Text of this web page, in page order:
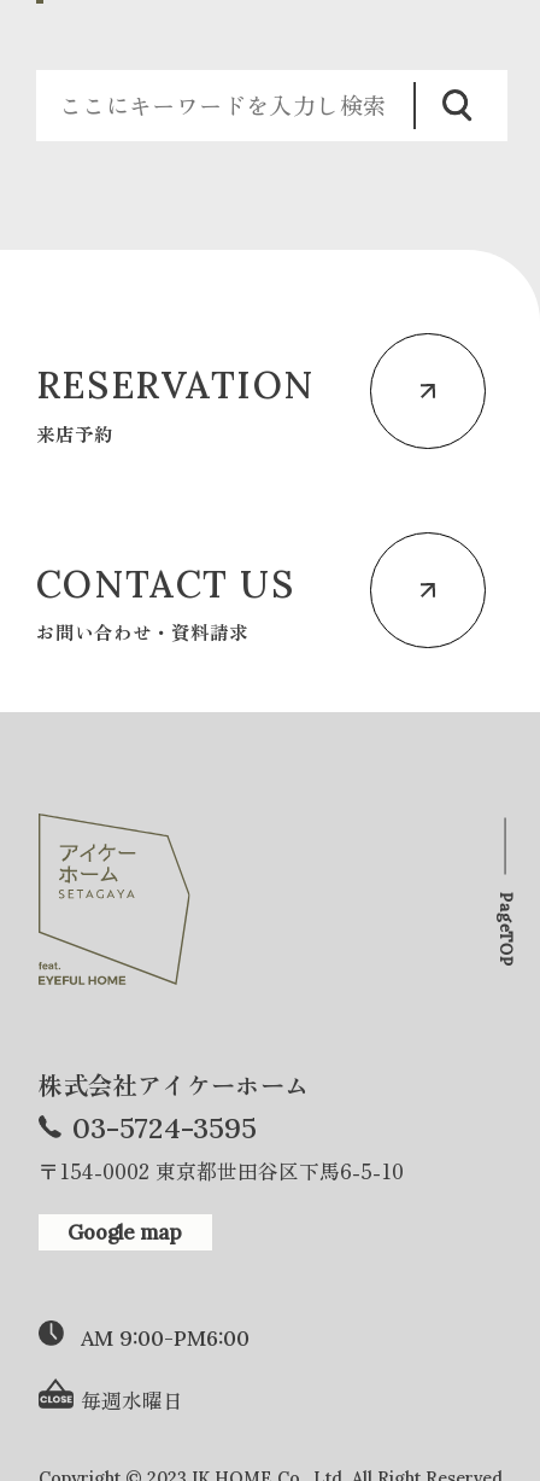
RESERVATION
来店予約
CONTACT US
お問い合わせ・資料請求
株式会社アイケーホーム
03-5724-3595
〒154-0002 東京都世田谷区下馬6-5-10
Google map
AM 9:00-PM6:00
毎週水曜日
PageTOP